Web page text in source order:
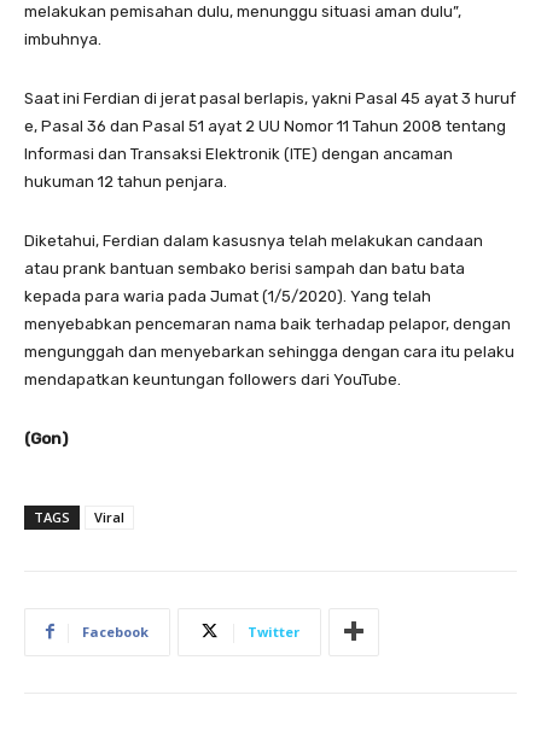
melakukan pemisahan dulu, menunggu situasi aman dulu”,
imbuhnya.
Saat ini Ferdian di jerat pasal berlapis, yakni Pasal 45 ayat 3 huruf
e, Pasal 36 dan Pasal 51 ayat 2 UU Nomor 11 Tahun 2008 tentang
Informasi dan Transaksi Elektronik (ITE) dengan ancaman
hukuman 12 tahun penjara.
Diketahui, Ferdian dalam kasusnya telah melakukan candaan
atau prank bantuan sembako berisi sampah dan batu bata
kepada para waria pada Jumat (1/5/2020). Yang telah
menyebabkan pencemaran nama baik terhadap pelapor, dengan
mengunggah dan menyebarkan sehingga dengan cara itu pelaku
mendapatkan keuntungan followers dari YouTube.
(Gon)
TAGS Viral
Facebook Twitter